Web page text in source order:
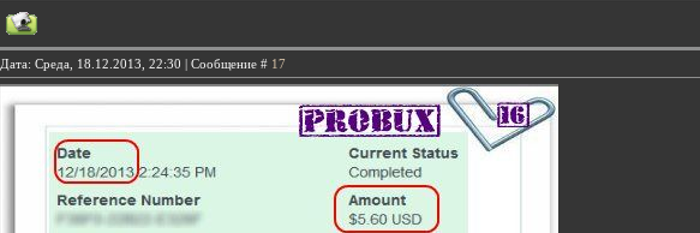
Дата: Среда, 18.12.2013, 22:30 | Сообщение # 17